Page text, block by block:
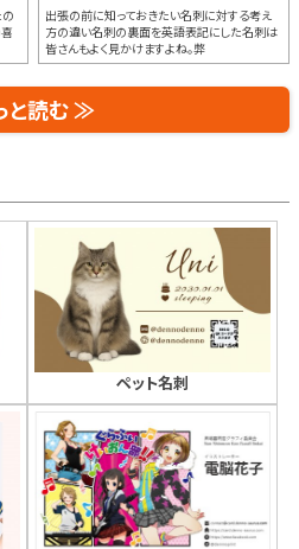
出張の前に知っておきたい名刺に対する考え
方の違い名刺の裏面を英語表記にした名刺は
皆さんもよく見かけますよね。弊
と読む ≫
ペット名刺